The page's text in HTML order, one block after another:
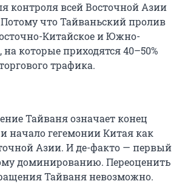
контроля всей Восточной Азии
что Тайваньский пролив
Китайское и Южно-
которые приходятся 40–50%
трафика.
Тайваня означает конец
начало гегемонии Китая как
Азии. И де-факто — первый
доминированию. Переоценить
Тайваня невозможно.